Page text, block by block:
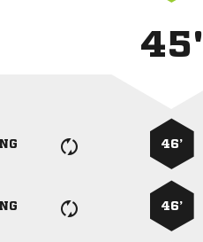
45'
46’
46’